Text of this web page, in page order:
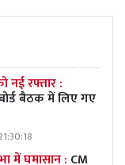
नई रफ्तार :
बैठक में लिए गए
में घमासान : CM